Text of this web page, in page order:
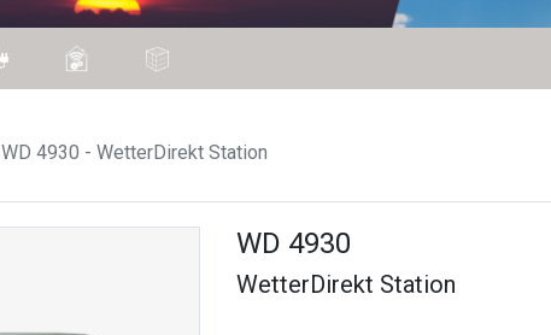
WD 4930 - WetterDirekt Station
WD 4930
WetterDirekt Station